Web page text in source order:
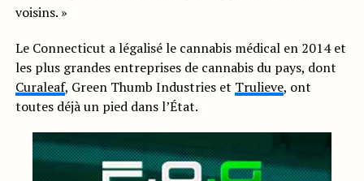
voisins. »
Le Connecticut a légalisé le cannabis médical en 2014 et
les plus grandes entreprises de cannabis du pays, dont
Curaleaf, Green Thumb Industries et Trulieve, ont
toutes déjà un pied dans l’État.